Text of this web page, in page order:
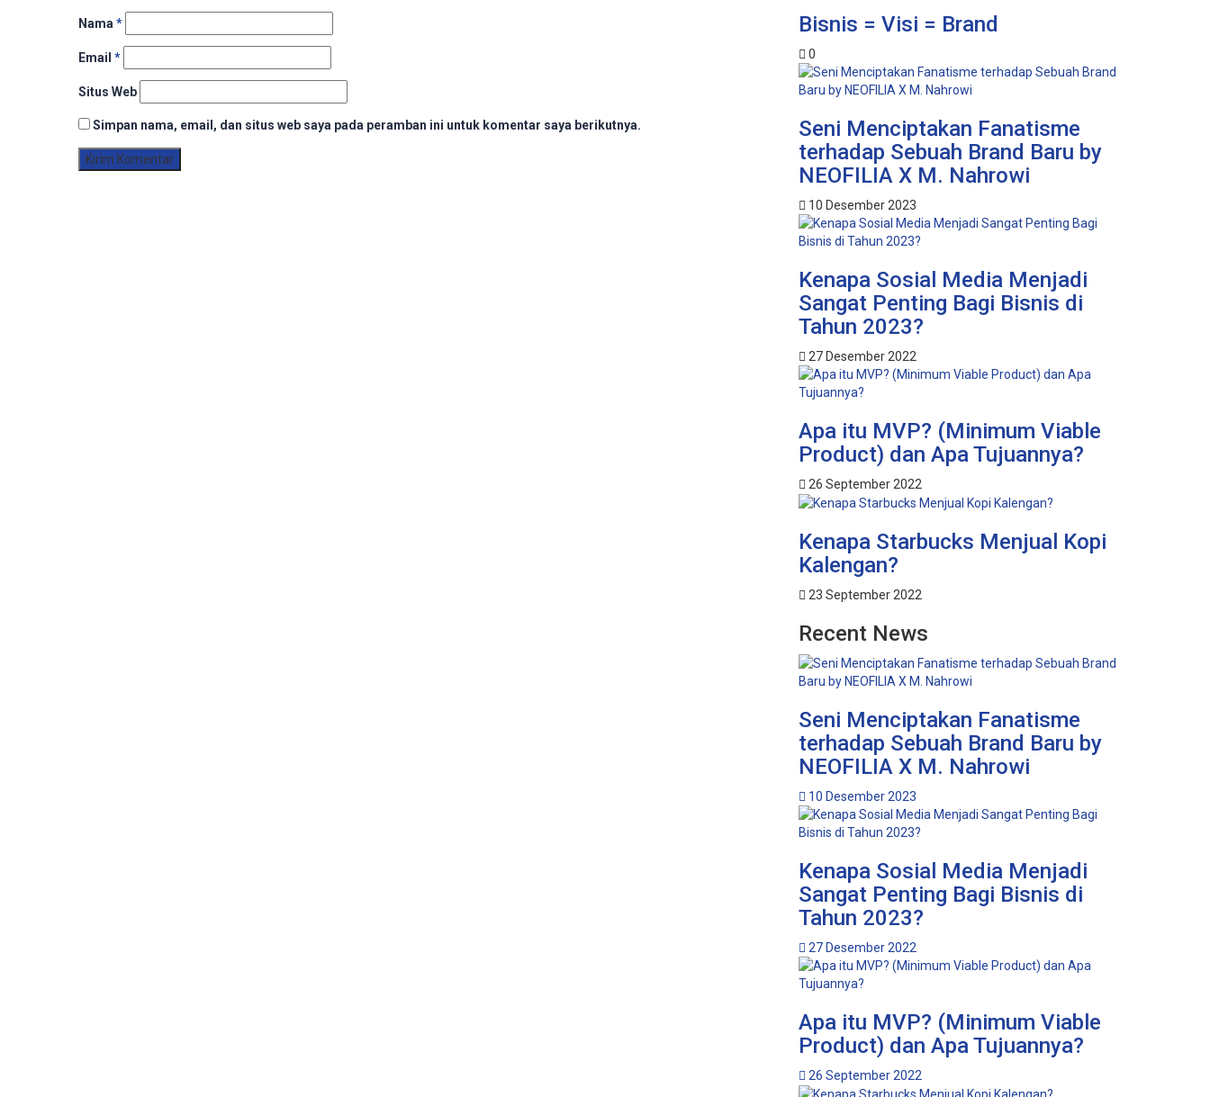
Nama*
Email *
Situs Web
Simpan nama, email, dan situs web saya pada peramban ini untuk komentar saya berikutnya.
Bisnis = Visi = Brand
0
Seni Menciptakan Fanatisme
terhadap Sebuah Brand Baru by
NEOFILIA X M. Nahrowi
10 Desember 2023
Kenapa Sosial Media Menjadi
Sangat Penting Bagi Bisnis di
Tahun 2023?
27 Desember 2022
Apa itu MVP? (Minimum Viable
Product) dan Apa Tujuannya?
26 September 2022
Kenapa Starbucks Menjual Kopi
Kalengan?
23 September 2022
Recent News
Seni Menciptakan Fanatisme
terhadap Sebuah Brand Baru by
NEOFILIA X M. Nahrowi
10 Desember 2023
Kenapa Sosial Media Menjadi
Sangat Penting Bagi Bisnis di
Tahun 2023?
27 Desember 2022
Apa itu MVP? (Minimum Viable
Product) dan Apa Tujuannya?
26 September 2022